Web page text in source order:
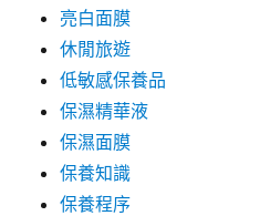
亮白面膜
休閒旅遊
低敏感保養品
保濕精華液
保濕面膜
保養知識
保養程序